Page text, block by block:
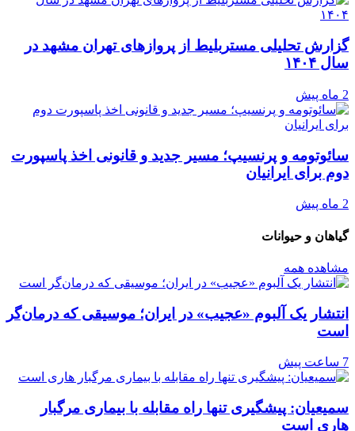
گزارش تحلیلی مستربلیط از پروازهای تهران مشهد در
سال ۱۴۰۴
2 ماه پیش
سائوتومه و پرنسیپ؛ مسیر جدید و قانونی اخذ پاسپورت
دوم برای ایرانیان
2 ماه پیش
گیاهان و حیوانات
مشاهده همه
انتشار یک آلبوم «عجیب» در ایران؛ موسیقی که درمان‌گر
است
7 ساعت پیش
سمیعیان: پیشگیری تنها راه مقابله با بیماری مرگبار
هاری است